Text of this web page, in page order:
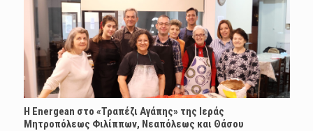
H Energean στο «Τραπέζι Αγάπης» της Ιεράς
Μητροπόλεως Φιλίππων, Νεαπόλεως και Θάσου